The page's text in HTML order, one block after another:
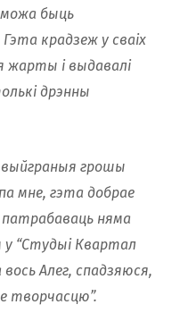
можа быць
крадзеж у сваіх
жарты і выдавалі
дрэнны
выйграныя грошы
мне, гэта добрае
няма
“Студыі Квартал
Алег, спадзяюся,
творчасцю”.